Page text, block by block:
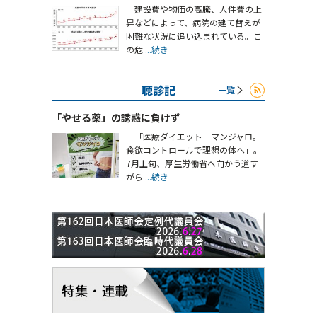
建設費や物価の高騰、人件費の上
昇などによって、病院の建て替えが
困難な状況に追い込まれている。こ
の危 ...続き
聴診記 一覧
「やせる薬」の誘惑に負けず
「医療ダイエット マンジャロ。
食欲コントロールで理想の体へ」。
7月上旬、厚生労働省へ向かう道す
がら ...続き